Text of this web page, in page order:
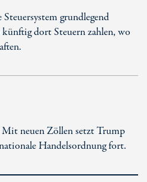
grundlegend
dort Steuern zahlen, wo
neuen Zöllen setzt Trump
Handelsordnung fort.